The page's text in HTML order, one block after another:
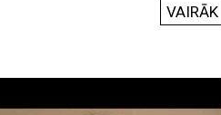
VAIRĀK